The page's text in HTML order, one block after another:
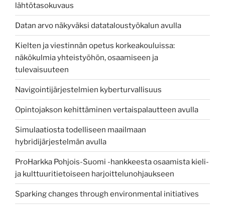
lähtötasokuvaus
Datan arvo näkyväksi datataloustyökalun avulla
Kielten ja viestinnän opetus korkeakouluissa:
näkökulmia yhteistyöhön, osaamiseen ja
tulevaisuuteen
Navigointijärjestelmien kyberturvallisuus
Opintojakson kehittäminen vertaispalautteen avulla
Simulaatiosta todelliseen maailmaan
hybridijärjestelmän avulla
ProHarkka Pohjois-Suomi -hankkeesta osaamista kieli-
ja kulttuuritietoiseen harjoittelunohjaukseen
Sparking changes through environmental initiatives